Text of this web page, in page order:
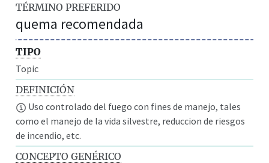
TÉRMINO PREFERIDO
quema recomendada
TIPO
Topic
DEFINICIÓN
Uso controlado del fuego con fines de manejo, tales
como el manejo de la vida silvestre, reduccion de riesgos
de incendio, etc.
CONCEPTO GENÉRICO